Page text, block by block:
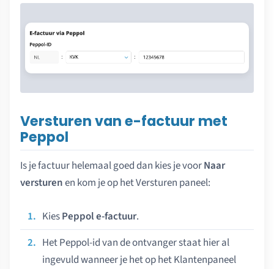
Versturen van e-factuur met
Peppol
Is je factuur helemaal goed dan kies je voorNaar
versturenen kom je op het Versturen paneel:
KiesPeppol e-factuur.
Het Peppol-id van de ontvanger staat hier al
ingevuld wanneer je het op het Klantenpaneel